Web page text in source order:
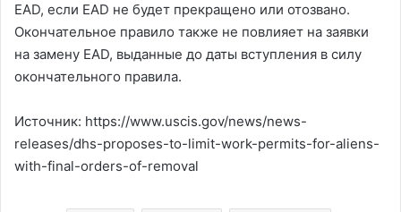
EAD, если EAD не будет прекращено или отозвано.
Окончательное правило также не повлияет на заявки
на замену EAD, выданные до даты вступления в силу
окончательного правила.
Источник: https://www.uscis.gov/news/news-
releases/dhs-proposes-to-limit-work-permits-for-aliens-
with-final-orders-of-removal